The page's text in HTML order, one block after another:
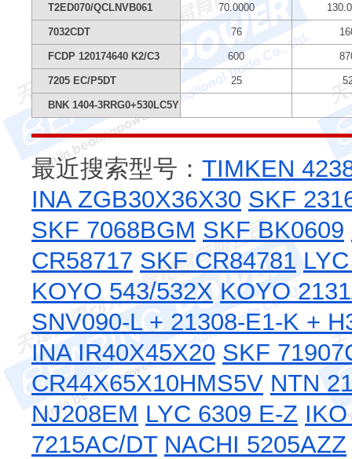
T2ED070/QCLNVB061 70.0000
7032CDT 76
FCDP 120174640 K2/C3 600
7205 EC/P5DT 25
BNK 1404-3RRG0+530LC5Y
最近搜索型号： TIMKEN
INA ZGB30X36X30 SKF
SKF 7068BGM SKF BK0609
CR58717 SKF CR84781
KOYO 543/532X KOYO
SNV090-L + 21308-E1-K +
INA IR40X45X20 SKF
CR44X65X10HMS5V NTN
NJ208EM LYC 6309 E-Z
7215AC/DT NACHI 5205AZZ